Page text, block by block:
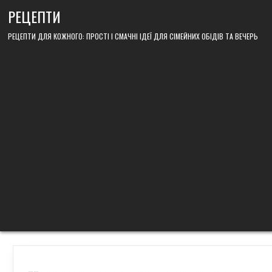
РЕЦЕПТИ
РЕЦЕПТИ ДЛЯ КОЖНОГО: ПРОСТІ І СМАЧНІ ІДЕЇ ДЛЯ СІМЕЙНИХ ОБІДІВ ТА ВЕЧЕРЬ